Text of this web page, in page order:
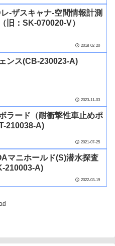
-ザスキャナ-空間情報計測
旧：SK-070020-V）
2018-02-20
ンス(CB-230023-A)
2023-11-03
ラード（耐衝撃性車止めポ
210038-A)
2021-07-25
マニホールド(S)潜水探査
210003-A)
2022-03-19